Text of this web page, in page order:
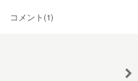
コメント(1)